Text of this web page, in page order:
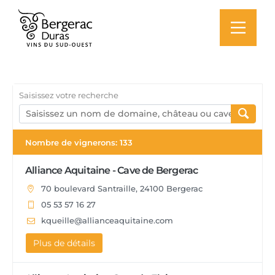
Saisissez votre recherche
Nombre de vignerons: 133
Alliance Aquitaine - Cave de Bergerac
70 boulevard Santraille, 24100 Bergerac
05 53 57 16 27
kqueille@allianceaquitaine.com
Plus de détails